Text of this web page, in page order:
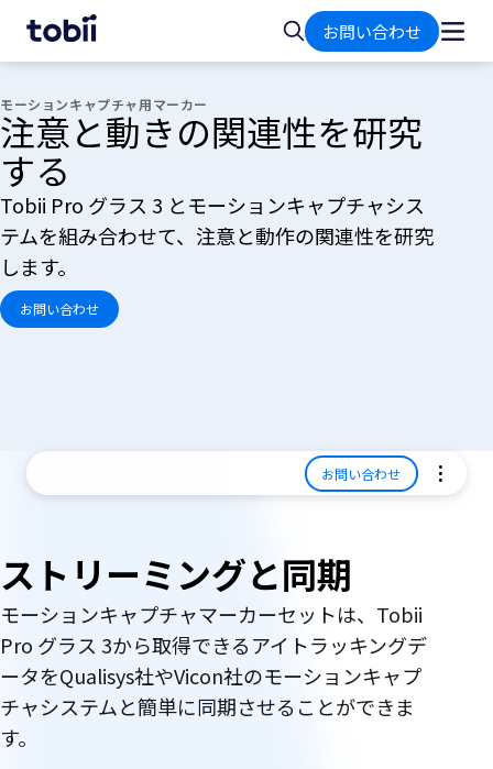
ー
検
索
お問い合わせ
モーションキャプチャ用マーカー
注意と動きの関連性を研究
する
Tobii Pro グラス 3 とモーションキャプチャシス
テムを組み合わせて、注意と動作の関連性を研究
します。
お問い合わせ
お問い合わせ
特
徴
ストリーミングと同期
モーションキャプチャマーカーセットは、Tobii
Pro グラス 3から取得できるアイトラッキングデ
ータをQualisys社やVicon社のモーションキャプ
チャシステムと簡単に同期させることができま
す。